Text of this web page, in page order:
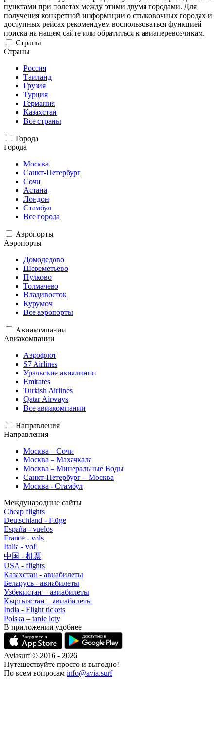
пунктами при полетах между этими двумя городами. Для
получения конкретной информации о стыковочных городах и
доступных рейсах рекомендуем воспользоваться функцией
поиска на нашем сайте или обратиться к авиаперевозчикам.
Страны
Страны
Россия
Таиланд
Грузия
Турция
Германия
Казахстан
Все страны
Города
Города
Москва
Санкт-Петербург
Сочи
Астана
Лондон
Стамбул
Все города
Аэропорты
Аэропорты
Домодедово
Шереметьево
Пулково
Толмачево
Владивосток
Курумоч
Все аэропорты
Авиакомпании
Авиакомпании
Аэрофлот
S7 Airlines
Уральские авиалинии
Emirates
Turkish Airlines
Qatar Airways
Все авиакомпании
Направления
Направления
Москва – Сочи
Москва – Махачкала
Москва – Минеральные Воды
Санкт-Петербург – Москва
Москва - Стамбул
Международные сайты
Cheap flights
Deutschland - Flüge
España - vuelos
France - vols
Italia - voli
中国 - 机票
USA - flights
Казахстан - авиабилеты
Беларусь - авиабилеты
Узбекистан – авиабилеты
Кыргызстан – авиабилеты
India - Flight tickets
Polska – tanie loty
В приложении удобнее
Aviasurf © 2016 - 2026
Путешествуйте просто и выгодно!
По всем вопросам info@avia.surf